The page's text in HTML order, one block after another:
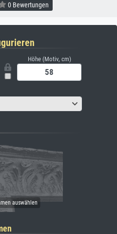
0 Bewertungen
Höhe (Motiv, cm)